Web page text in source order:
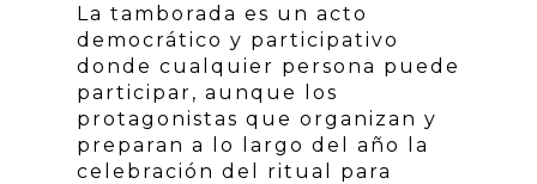
La tamborada es un acto
democrático y participativo
donde cualquier persona puede
participar, aunque los
protagonistas que organizan y
preparan a lo largo del año la
celebración del ritual para